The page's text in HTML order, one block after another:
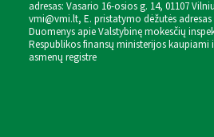
adresas: Vasario 16-osios g. 14, 01107
vmi@vmi.lt, E. pristatymo dėžutės adresas
Duomenys apie Valstybinę mokesčių
Respublikos finansų ministerijos
asmenų registre